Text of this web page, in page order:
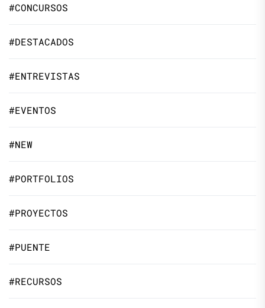
#CONCURSOS
#DESTACADOS
#ENTREVISTAS
#EVENTOS
#NEW
#PORTFOLIOS
#PROYECTOS
#PUENTE
#RECURSOS